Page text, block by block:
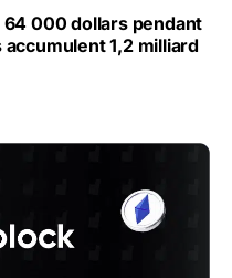
64 000 dollars pendant
1,2 milliard